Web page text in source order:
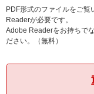
PDF形式のファイルをご
Readerが必要です。
Adobe Readerをお持ちで
ださい。（無料）